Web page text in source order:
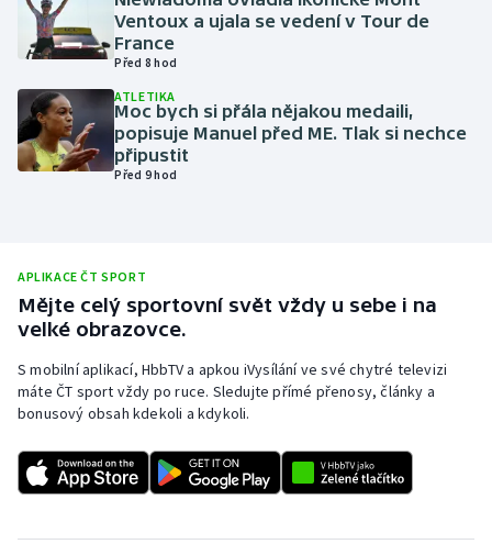
Motorsport
Olympijské hry
Parasport
Plavání
Ragby
Rychlobruslení
Rychlostní kanoistika
Sportovní střelba
Stolní tenis
Ventoux a ujala se vedení v Tour de
France
Před 8 hod
ATLETIKA
Moc bych si přála nějakou medaili,
popisuje Manuel před ME. Tlak si nechce
připustit
Před 9 hod
APLIKACE ČT SPORT
Mějte celý sportovní svět vždy u sebe i na
velké obrazovce.
S mobilní aplikací, HbbTV a apkou iVysílání ve své chytré televizi
máte ČT sport vždy po ruce. Sledujte přímé přenosy, články a
bonusový obsah kdekoli a kdykoli.